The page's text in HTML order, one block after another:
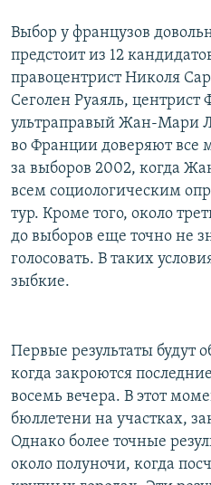
Выбор у французов
предстоит из 12
правоцентрист Николя
Сеголен Руаяль, центрист
ультраправый Жан-Мари
во Франции доверяют все
за выборов 2002, когда
всем социологическим
тур. Кроме того, около
до выборов еще точно не
голосовать. В таких
зыбкие.
Первые результаты будут
когда закроются
восемь вечера. В этот
бюллетени на участках,
Однако более точные
около полуночи, когда